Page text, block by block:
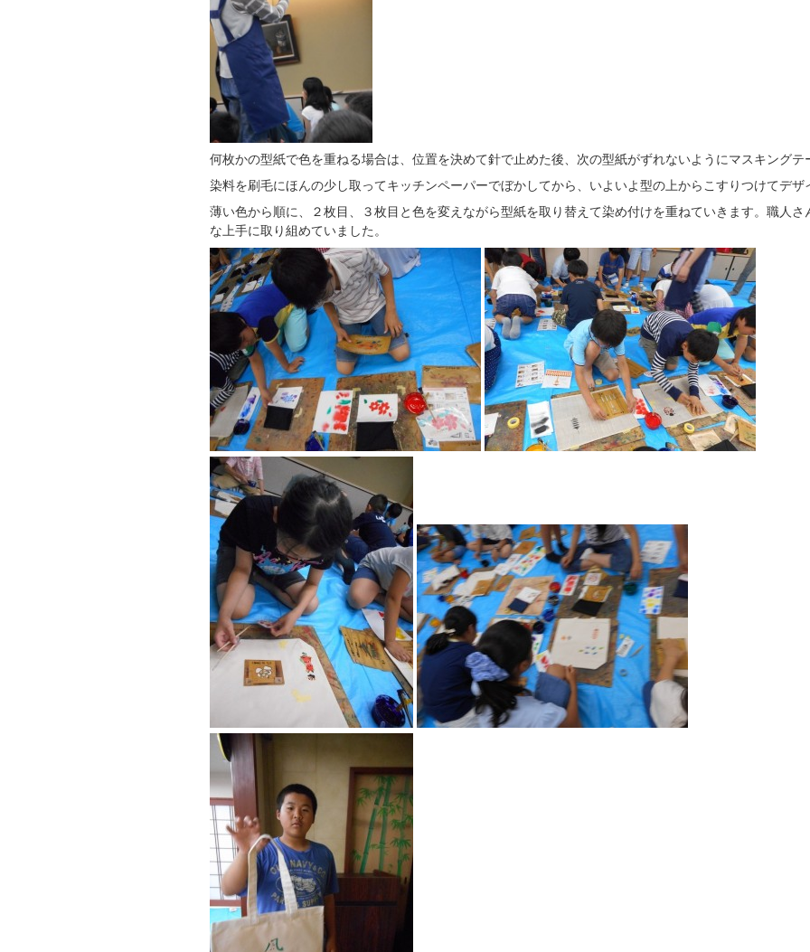
何枚かの型紙で色を重ねる場合は、位置を決めて針で止めた後、次の型紙がずれないようにマスキングテ
染料を刷毛にほんの少し取ってキッチンペーパーでぼかしてから、いよいよ型の上からこすりつけてデ
薄い色から順に、２枚目、３枚目と色を変えながら型紙を取り替えて染め付けを重ねていきます。職人
な上手に取り組めていました。